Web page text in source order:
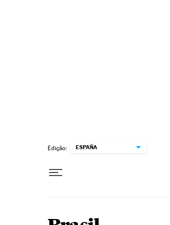
Edição: ESPAÑA